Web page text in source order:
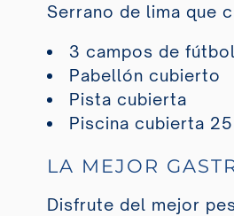
Serrano de lima que
3 campos de
Pabellón cubierto
Pista cubierta
Piscina cubierta
LA MEJOR
Disfrute del mejor